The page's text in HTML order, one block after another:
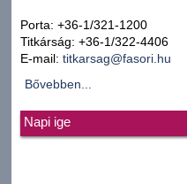
Porta: +36-1/321-1200
Titkárság: +36-1/322-4406
E-mail: titkarsag@fasori.hu
Bővebben...
Napi ige